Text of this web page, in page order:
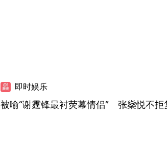
即时娱乐
被喻“谢霆锋最衬荧幕情侣” 张燊悦不拒